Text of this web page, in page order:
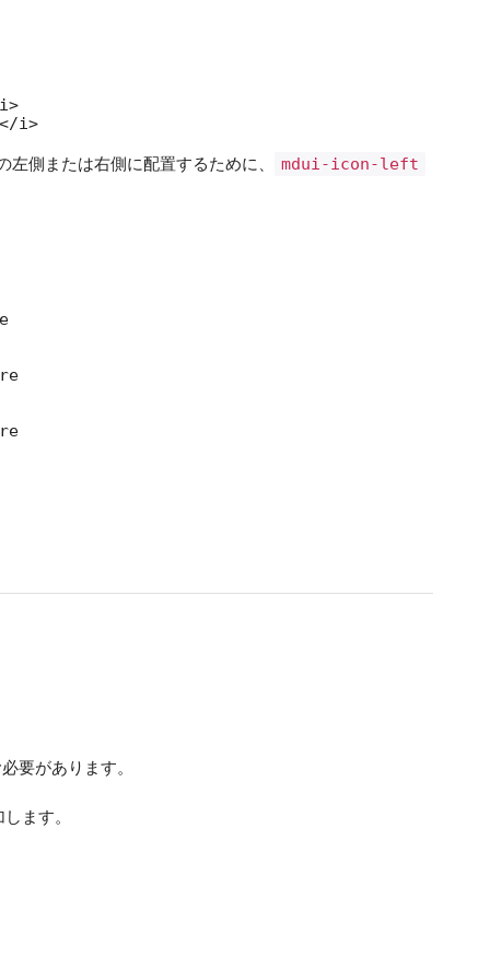
i>
側または右側に配置するために、
mdui-icon-left
要があります。
ます。